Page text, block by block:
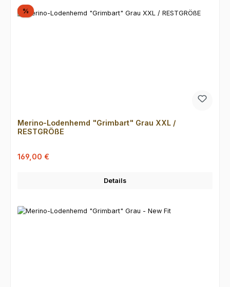
%Rabatt
Merino-Lodenhemd "Grimbart" Grau XXL /
RESTGRÖßE
Verkaufspreis:
169,00 €
Details